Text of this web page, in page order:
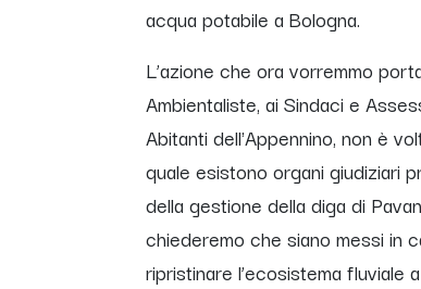
acqua potabile a Bologna.
L’azione che ora vorremmo
Ambientaliste, ai Sindaci e
Abitanti dell'Appennino, non è
quale esistono organi giudiziari
della gestione della diga di
chiederemo che siano messi in
ripristinare l’ecosistema fluviale